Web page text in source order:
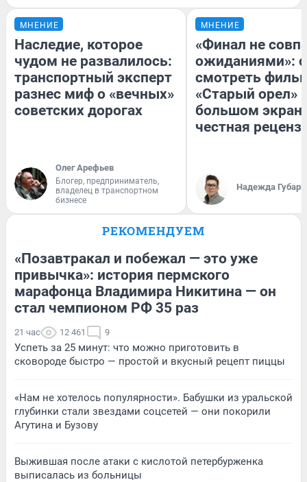
МНЕНИЕ
Наследие, которое
чудом не развалилось:
транспортный эксперт
разнес миф о «вечных»
советских дорогах
Олег Арефьев
Блогер, предприниматель,
владелец в транспортном
бизнесе
МНЕНИЕ
«Финал не
ожиданиями»:
смотреть
«Старый орел»
большом
честная
Надежда Губарь
РЕКОМЕНДУЕМ
«Позавтракал и побежал — это уже
привычка»: история пермского
марафонца Владимира Никитина — он
стал чемпионом РФ 35 раз
21 час 12 461 9
Успеть за 25 минут: что можно приготовить в
сковороде быстро — простой и вкусный рецепт пиццы
«Нам не хотелось популярности». Бабушки из уральской
глубинки стали звездами соцсетей — они покорили
Агутина и Бузову
Выжившая после атаки с кислотой петербурженка
выписалась из больницы